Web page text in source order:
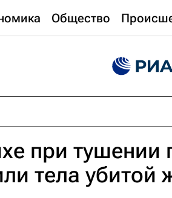
Общество
при тушении
тела